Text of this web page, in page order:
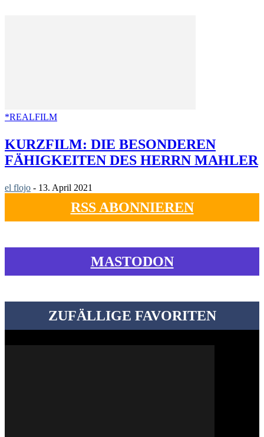
*REALFILM
KURZFILM: DIE BESONDEREN
FÄHIGKEITEN DES HERRN MAHLER
el flojo - 13. April 2021
RSS ABONNIEREN
MASTODON
ZUFÄLLIGE FAVORITEN